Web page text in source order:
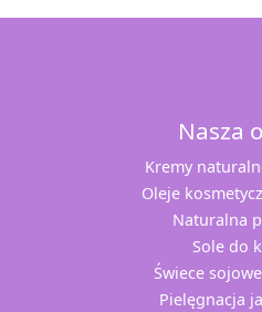
Nasza
Kremy
Oleje
Naturalna
Sole do
Świece
Pielęgnacja